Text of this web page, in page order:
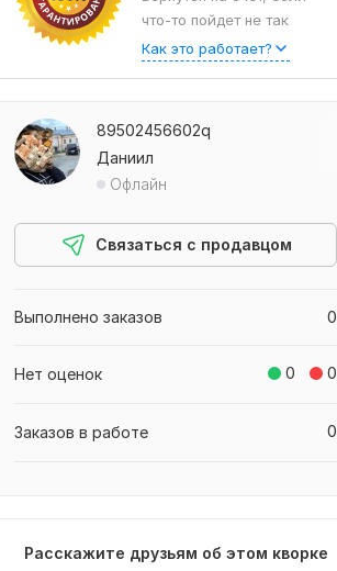
что-то пойдет не так
Как это работает?
89502456602q
Даниил
Офлайн
Связаться с продавцом
0
Выполнено заказов
0 0
Нет оценок
0
Заказов в работе
Расскажите друзьям об этом кворке